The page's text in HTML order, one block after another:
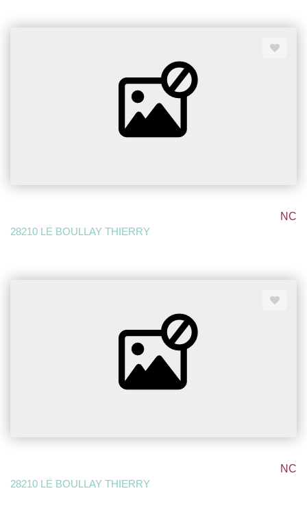
NC
28210 LE BOULLAY THIERRY
NC
28210 LE BOULLAY THIERRY